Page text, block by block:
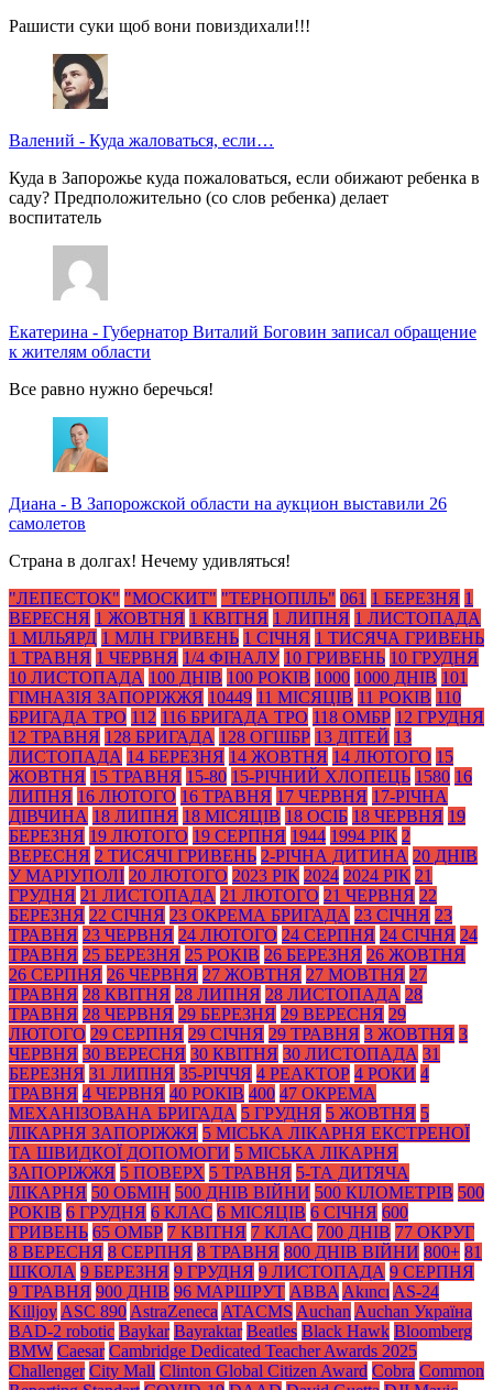
Рашисти суки щоб вони повиздихали!!!
Валений - Куда жаловаться, если…
Куда в Запорожье куда пожаловаться, если обижают ребенка в
саду? Предположительно (со слов ребенка) делает
воспитатель
Екатерина - Губернатор Виталий Боговин записал обращение
к жителям области
Все равно нужно беречься!
Диана - В Запорожской области на аукцион выставили 26
самолетов
Страна в долгах! Нечему удивляться!
"ЛЕПЕСТОК" "МОСКИТ" "ТЕРНОПІЛЬ" 061 1 БЕРЕЗНЯ 1
ВЕРЕСНЯ 1 ЖОВТНЯ 1 КВІТНЯ 1 ЛИПНЯ 1 ЛИСТОПАДА
1 МІЛЬЯРД 1 МЛН ГРИВЕНЬ 1 СІЧНЯ 1 ТИСЯЧА ГРИВЕНЬ
1 ТРАВНЯ 1 ЧЕРВНЯ 1/4 ФІНАЛУ 10 ГРИВЕНЬ 10 ГРУДНЯ
10 ЛИСТОПАДА 100 ДНІВ 100 РОКІВ 1000 1000 ДНІВ 101
ГІМНАЗІЯ ЗАПОРІЖЖЯ 10449 11 МІСЯЦІВ 11 РОКІВ 110
БРИГАДА ТРО 112 116 БРИГАДА ТРО 118 ОМБР 12 ГРУДНЯ
12 ТРАВНЯ 128 БРИГАДА 128 ОГШБР 13 ДІТЕЙ 13
ЛИСТОПАДА 14 БЕРЕЗНЯ 14 ЖОВТНЯ 14 ЛЮТОГО 15
ЖОВТНЯ 15 ТРАВНЯ 15-80 15-РІЧНИЙ ХЛОПЕЦЬ 1580 16
ЛИПНЯ 16 ЛЮТОГО 16 ТРАВНЯ 17 ЧЕРВНЯ 17-РІЧНА
ДІВЧИНА 18 ЛИПНЯ 18 МІСЯЦІВ 18 ОСІБ 18 ЧЕРВНЯ 19
БЕРЕЗНЯ 19 ЛЮТОГО 19 СЕРПНЯ 1944 1994 РІК 2
ВЕРЕСНЯ 2 ТИСЯЧІ ГРИВЕНЬ 2-РІЧНА ДИТИНА 20 ДНІВ
У МАРІУПОЛІ 20 ЛЮТОГО 2023 РІК 2024 2024 РІК 21
ГРУДНЯ 21 ЛИСТОПАДА 21 ЛЮТОГО 21 ЧЕРВНЯ 22
БЕРЕЗНЯ 22 СІЧНЯ 23 ОКРЕМА БРИГАДА 23 СІЧНЯ 23
ТРАВНЯ 23 ЧЕРВНЯ 24 ЛЮТОГО 24 СЕРПНЯ 24 СІЧНЯ 24
ТРАВНЯ 25 БЕРЕЗНЯ 25 РОКІВ 26 БЕРЕЗНЯ 26 ЖОВТНЯ
26 СЕРПНЯ 26 ЧЕРВНЯ 27 ЖОВТНЯ 27 МОВТНЯ 27
ТРАВНЯ 28 КВІТНЯ 28 ЛИПНЯ 28 ЛИСТОПАДА 28
ТРАВНЯ 28 ЧЕРВНЯ 29 БЕРЕЗНЯ 29 ВЕРЕСНЯ 29
ЛЮТОГО 29 СЕРПНЯ 29 СІЧНЯ 29 ТРАВНЯ 3 ЖОВТНЯ 3
ЧЕРВНЯ 30 ВЕРЕСНЯ 30 КВІТНЯ 30 ЛИСТОПАДА 31
БЕРЕЗНЯ 31 ЛИПНЯ 35-РІЧЧЯ 4 РЕАКТОР 4 РОКИ 4
ТРАВНЯ 4 ЧЕРВНЯ 40 РОКІВ 400 47 ОКРЕМА
МЕХАНІЗОВАНА БРИГАДА 5 ГРУДНЯ 5 ЖОВТНЯ 5
ЛІКАРНЯ ЗАПОРІЖЖЯ 5 МІСЬКА ЛІКАРНЯ ЕКСТРЕНОЇ
ТА ШВИДКОЇ ДОПОМОГИ 5 МІСЬКА ЛІКАРНЯ
ЗАПОРІЖЖЯ 5 ПОВЕРХ 5 ТРАВНЯ 5-ТА ДИТЯЧА
ЛІКАРНЯ 50 ОБМІН 500 ДНІВ ВІЙНИ 500 КІЛОМЕТРІВ 500
РОКІВ 6 ГРУДНЯ 6 КЛАС 6 МІСЯЦІВ 6 СІЧНЯ 600
ГРИВЕНЬ 65 ОМБР 7 КВІТНЯ 7 КЛАС 700 ДНІВ 77 ОКРУГ
8 ВЕРЕСНЯ 8 СЕРПНЯ 8 ТРАВНЯ 800 ДНІВ ВІЙНИ 800+ 81
ШКОЛА 9 БЕРЕЗНЯ 9 ГРУДНЯ 9 ЛИСТОПАДА 9 СЕРПНЯ
9 ТРАВНЯ 900 ДНІВ 96 МАРШРУТ ABBA Akıncı AS-24
Killjoy ASC 890 AstraZeneca ATACMS Auchan Auchan Україна
BAD-2 robotic Baykar Bayraktar Beatles Black Нawk Bloomberg
BMW Caesar Cambridge Dedicated Teacher Awards 2025
Challenger City Mall Clinton Global Citizen Award Cobra Common